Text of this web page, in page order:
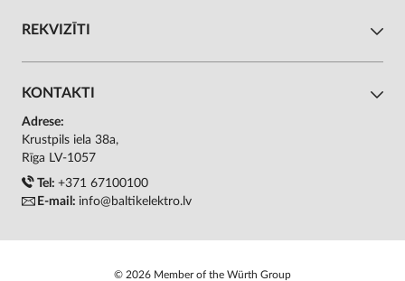
REKVIZĪTI
KONTAKTI
Adrese:
Krustpils iela 38a,
Rīga LV-1057
Tel: +371 67100100
E-mail: info@baltikelektro.lv
© 2026 Member of the Würth Group